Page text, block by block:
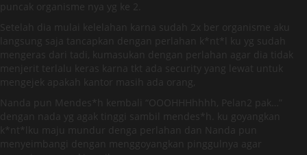
puncak organisme nya yg ke 2.
Setelah dia mulai kelelahan karna sudah 2x ber organisme aku
langsung saja tancapkan dengan perlahan k*nt*l ku yg sudah
mengeras dari tadi, kumasukan dengan perlahan agar dia tidak
menjerit terlalu keras karna tkt ada security yang lewat untuk
mengejek apakah kantor masih ada orang,
Nanda pun Mendes*h kembali “OOOHHHhhhh, Pelan2 pak…”
dengan nada yg agak tinggi sambil mendes*h. ku goyangkan
k*nt*lku maju mundur denga perlahan dan Nanda pun
menyeimbangi dengan menggoyangkan pinggulnya agar